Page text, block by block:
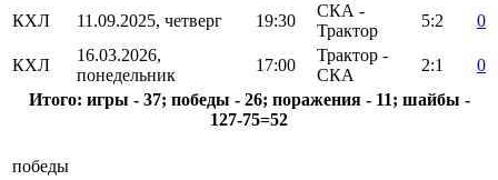
КХЛ 11.09.2025, четверг 19:30
СКА -
Трактор
5:2 0
КХЛ
16.03.2026,
понедельник
17:00
Трактор -
СКА
2:1
0
Итого: игры - 37; победы - 26; поражения - 11; шайбы -
127-75=52
победы